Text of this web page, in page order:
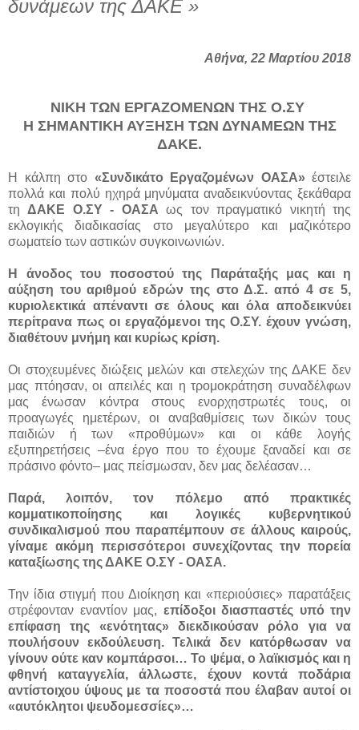
δυνάμεων της ΔΑΚΕ »
Αθήνα, 22 Μαρτίου 2018
ΝΙΚΗ ΤΩΝ ΕΡΓΑΖΟΜΕΝΩΝ ΤΗΣ Ο.ΣΥ
Η ΣΗΜΑΝΤΙΚΗ ΑΥΞΗΣΗ ΤΩΝ ΔΥΝΑΜΕΩΝ ΤΗΣ
ΔΑΚΕ.
Η κάλπη στο «Συνδικάτο Εργαζομένων ΟΑΣΑ»έστειλε
πολλά και πολύ ηχηρά μηνύματα αναδεικνύοντας ξεκάθαρα
τηΔΑΚΕ Ο.ΣΥ - ΟΑΣΑ ως τον πραγματικό νικητή της
εκλογικής διαδικασίας στο μεγαλύτερο και μαζικότερο
σωματείο των αστικών συγκοινωνιών.
Η άνοδος του ποσοστού της Παράταξής μας και η
αύξηση του αριθμού εδρών της στο Δ.Σ. από 4 σε 5,
κυριολεκτικά απέναντι σε όλους και όλα αποδεικνύει
περίτρανα πως οι εργαζόμενοι της Ο.ΣΥ. έχουν γνώση,
διαθέτουν μνήμη και κυρίως κρίση.
Οι στοχευμένες διώξεις μελών και στελεχών της ΔΑΚΕ δεν
μας πτόησαν, οι απειλές και η τρομοκράτηση συναδέλφων
μας ένωσαν κόντρα στους ενορχηστρωτές τους, οι
προαγωγές ημετέρων, οι αναβαθμίσεις των δικών τους
παιδιών ή των «προθύμων» και οι κάθε λογής
εξυπηρετήσεις –ένα έργο που το έχουμε ξαναδεί και σε
πράσινο φόντο– μας πείσμωσαν, δεν μας δελέασαν…
Παρά, λοιπόν, τον πόλεμο από πρακτικές
κομματικοποίησης και λογικές κυβερνητικού
συνδικαλισμού που παραπέμπουν σε άλλους καιρούς,
γίναμε ακόμη περισσότεροι συνεχίζοντας την πορεία
καταξίωσης της ΔΑΚΕ Ο.ΣΥ - ΟΑΣΑ.
Την ίδια στιγμή που Διοίκηση και «περιούσιες» παρατάξεις
στρέφονταν εναντίον μας, επίδοξοι διασπαστές υπό την
επίφαση της «ενότητας» διεκδικούσαν ρόλο για να
πουλήσουν εκδούλευση. Τελικά δεν κατόρθωσαν να
γίνουν ούτε καν κομπάρσοι… Το ψέμα, ο λαϊκισμός και η
φθηνή καταγγελία, άλλωστε, έχουν κοντά ποδάρια
αντίστοιχου ύψους με τα ποσοστά που έλαβαν αυτοί οι
«αυτόκλητοι ψευδομεσσίες»…